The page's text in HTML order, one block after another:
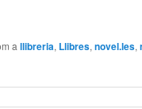
a llibreria, Llibres,novel.les,